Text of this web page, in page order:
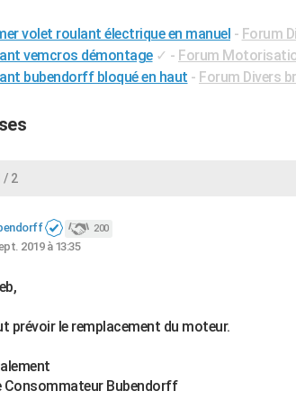
volet roulant électrique en manuel - Forum
vemcros démontage ✓ - Forum
bubendorff bloqué en haut - Forum Divers
/ 2
200
2019 à 13:35
prévoir le remplacement du moteur.
Consommateur Bubendorff